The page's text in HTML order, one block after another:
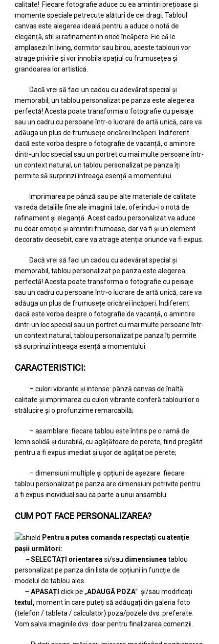
calitate! Fiecare fotografie aduce cu ea amintiri prețioase și
momente speciale petrecute alături de cei dragi. Tabloul
canvas este alegerea ideală pentru a aduce o notă de
eleganță, stil și rafinament în orice încăpere. Fie că le
amplasezi în living, dormitor sau birou, aceste tablouri vor
atrage privirile și vor înnobila spațiul cu frumusețea și
grandoarea lor artistică.
Dacă vrei să faci un cadou cu adevărat special și
memorabil, un tablou personalizat pe panza este alegerea
perfectă! Acesta poate transforma o fotografie cu peisaje
sau un cadru cu persoane într-o lucrare de artă unică, care va
adăuga un plus de frumusețe oricărei încăperi. Indiferent
dacă este vorba despre o fotografie de vacanță, o amintire
dintr-un loc special sau un portret cu mai multe persoane într-
un context natural, un tablou personalizat pe panza îți
permite să surprinzi întreaga esență a momentului.
Imprimarea pe pânză sau pe alte materiale de calitate
va reda detaliile fine ale imaginii tale, oferindu-i o notă de
rafinament și eleganță. Acest cadou personalizat va aduce
nu doar emoție și amintiri frumoase, dar va fi și un element
decorativ deosebit, care va atrage atenția oriunde va fi expus.
Dacă vrei să faci un cadou cu adevărat special și
memorabil, tablou personalizat pe panza este alegerea
perfectă! Acesta poate transforma o fotografie cu peisaje
sau un cadru cu persoane într-o lucrare de artă unică, care va
adăuga un plus de frumusețe oricărei încăperi. Indiferent
dacă este vorba despre o fotografie de vacanță, o amintire
dintr-un loc special sau un portret cu mai multe persoane într-
un context natural, tablou personalizat pe panza îți permite
să surprinzi întreaga esență a momentului.
CARACTERISTICI:
– culori vibrante și intense: pânză canvas de înaltă
calitate și imprimarea cu culori vibrante conferă tablourilor o
strălucire și o profunzime remarcabilă;
– asamblare: fiecare tablou este întins pe o ramă de
lemn solidă și durabilă, cu agățătoare de perete, fiind pregătit
pentru a fi expus imediat și ușor de agățat pe perete;
– dimensiuni multiple și opțiuni de așezare: fiecare
tablou personalizat pe panza are dimensiuni potrivite pentru
a fi expus individual sau ca parte a unui ansamblu.
CUM POT FACE PERSONALIZAREA?
Pentru a putea comanda respectați cu atenție
pașii următori:
–SELECTAȚI orientareasi/sau dimensiuneatablou
personalizat pe panza din lista de opțiuni în funcție de
modelul de tablou ales
– APASAȚI click pe „ADAUGĂ POZA” și/sau modificați
textul, moment în care puteți să adăugați din galeria foto
(telefon / tableta / calculator) poza/pozele dvs. preferate.
Vom salva imaginile dvs. doar pentru finalizarea comenzii.